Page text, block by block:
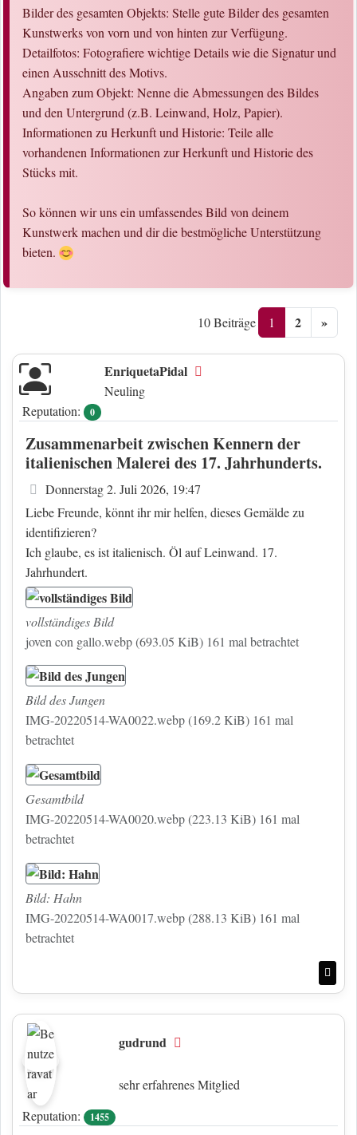
Bilder des gesamten Objekts: Stelle gute Bilder des gesamten
Kunstwerks von vorn und von hinten zur Verfügung.
Detailfotos: Fotografiere wichtige Details wie die Signatur und
einen Ausschnitt des Motivs.
Angaben zum Objekt: Nenne die Abmessungen des Bildes
und den Untergrund (z.B. Leinwand, Holz, Papier).
Informationen zu Herkunft und Historie: Teile alle
vorhandenen Informationen zur Herkunft und Historie des
Stücks mit.
So können wir uns ein umfassendes Bild von deinem
Kunstwerk machen und dir die bestmögliche Unterstützung
bieten.
10 Beiträge 1 2 »
EnriquetaPidal
Neuling
Reputation:
0
Zusammenarbeit zwischen Kennern der
italienischen Malerei des 17. Jahrhunderts.
Beitrag
Donnerstag 2. Juli 2026, 19:47
Liebe Freunde, könnt ihr mir helfen, dieses Gemälde zu
identifizieren?
Ich glaube, es ist italienisch. Öl auf Leinwand. 17.
Jahrhundert.
vollständiges Bild
joven con gallo.webp (693.05 KiB) 161 mal betrachtet
Bild des Jungen
IMG-20220514-WA0022.webp (169.2 KiB) 161 mal
betrachtet
Gesamtbild
IMG-20220514-WA0020.webp (223.13 KiB) 161 mal
betrachtet
Bild: Hahn
IMG-20220514-WA0017.webp (288.13 KiB) 161 mal
betrachtet
gudrund
sehr erfahrenes Mitglied
Reputation:
1455